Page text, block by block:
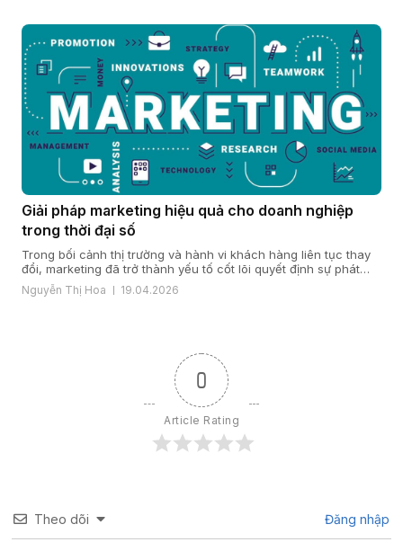
Giải pháp marketing hiệu quả cho doanh nghiệp
trong thời đại số
Trong bối cảnh thị trường và hành vi khách hàng liên tục thay
đổi, marketing đã trở thành yếu tố cốt lõi quyết định sự phát
triển của doanh nghiệp. Một giải pháp marketing hiệu quả nằm
ở cách doanh nghiệp hiểu khách hàng, xây dựng chiến lược
Nguyễn Thị Hoa 19.04.2026
0
Article Rating
Theo dõi Đăng nhập